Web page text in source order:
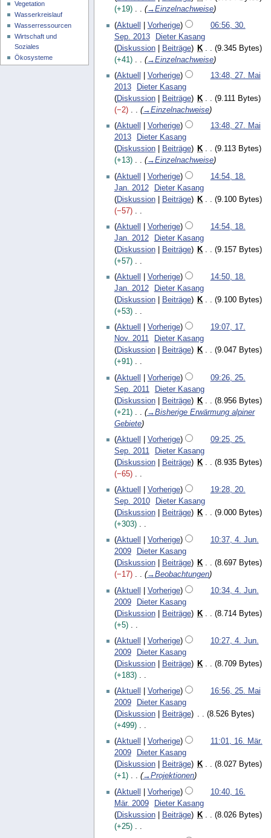
r
b
e
i
t
n
g
s
z
u
s
a
m
m
e
n
f
s
s
u
n
g
n
e
B
e
a
r
b
e
i
t
n
g
s
z
u
s
a
m
m
e
n
f
s
s
u
n
g
+19
→Einzelnachweise
Aktuell
Vorherige
06:56, 30.
Sep. 2013
Dieter Kasang
Diskussion
Beiträge K
9.345 Bytes
+41
→Einzelnachweise
Aktuell Vorherige
13:48, 27. Mai
2013
Dieter Kasang
Diskussion
Beiträge K
9.111 Bytes
−2
→Einzelnachweise
Aktuell
Vorherige
13:48, 27. Mai
2013
Dieter Kasang
Diskussion
Beiträge K
9.113 Bytes
+13
→Einzelnachweise
Aktuell Vorherige
14:54, 18.
Jan. 2012
Dieter Kasang
Diskussion
Beiträge K
9.100 Bytes
−57
K
e
i
n
e
B
e
a
r
b
e
i
t
n
g
s
z
u
s
a
m
m
e
n
f
a
s
u
n
g
Aktuell Vorherige
14:54, 18.
Jan. 2012
Dieter Kasang
Diskussion
Beiträge K
9.157 Bytes
+57
K
e
i
n
e
B
e
a
r
b
e
i
t
u
g
s
z
u
s
a
m
m
e
n
f
a
s
u
n
g
Aktuell Vorherige
14:50, 18.
Jan. 2012
Dieter Kasang
Diskussion
Beiträge K
9.100 Bytes
+53
K
e
n
e
B
e
a
r
b
e
i
t
u
g
s
z
u
s
a
m
m
e
n
f
a
s
u
n
g
Aktuell Vorherige
19:07, 17.
Nov. 2011
Dieter Kasang
Diskussion
Beiträge K
9.047 Bytes
+91
K
e
i
n
e
B
e
a
r
b
e
i
t
u
g
s
z
u
s
a
m
m
e
n
f
a
s
u
n
g
Aktuell Vorherige
09:26, 25.
Sep. 2011
Dieter Kasang
Diskussion
Beiträge K
8.956 Bytes
+21
→Bisherige Erwärmung alpiner
Gebiete
Aktuell
Vorherige
09:25, 25.
Sep. 2011
Dieter Kasang
Diskussion
Beiträge K
8.935 Bytes
−65
K
e
i
n
e
B
e
a
r
b
e
i
t
n
g
s
z
u
s
a
m
m
e
n
f
s
s
u
n
Aktuell Vorherige
19:28, 20.
Sep. 2010
Dieter Kasang
Diskussion
Beiträge K
9.000 Bytes
+303
K
e
n
e
B
e
a
r
b
e
i
t
n
g
s
z
u
s
a
m
m
e
n
f
Aktuell Vorherige
10:37, 4. Jun.
2009
Dieter Kasang
Diskussion
Beiträge K
8.697 Bytes
−17
→Beobachtungen
Aktuell
Vorherige
10:34, 4. Jun.
2009
Dieter Kasang
Diskussion
Beiträge K
8.714 Bytes
+5
K
e
i
n
e
B
e
a
r
b
e
i
t
n
g
s
z
Aktuell Vorherige
10:27, 4. Jun.
2009
Dieter Kasang
Diskussion
Beiträge K
8.709 Bytes
+183
K
e
i
n
e
B
e
a
r
b
e
i
t
Aktuell Vorherige
16:56, 25. Mai
2009
Dieter Kasang
Diskussion
Beiträge
8.526 Bytes
+499
K
e
n
e
B
e
a
r
Aktuell Vorherige
11:01, 16. Mär.
2009
Dieter Kasang
Diskussion
Beiträge K
8.027 Bytes
+1
→Projektionen
Aktuell
Vorherige
10:40, 16.
Mär. 2009
Dieter Kasang
Diskussion
Beiträge K
8.026 Bytes
+25
Vegetation
Wasserkreislauf
Wasserressourcen
Wirtschaft und
Soziales
Ökosysteme